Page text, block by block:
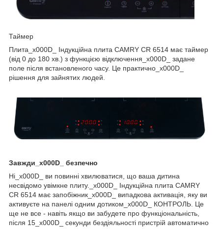
Таймер
Плита_x000D_ Індукційна плита CAMRY CR 6514 має таймер
(від 0 до 180 хв.) з функцією відключення_x000D_ задане
поле після встановленого часу. Це практично_x000D_
рішення для зайнятих людей.
Завжди_x000D_ безпечно
Ні_x000D_ ви повинні хвилюватися, що ваша дитина
несвідомо увімкне плиту._x000D_ Індукційна плита CAMRY
CR 6514 має запобіжник_x000D_ випадкова активація, яку ви
активуєте на панелі одним дотиком_x000D_ КОНТРОЛЬ. Це
ще не все - навіть якщо ви забудете про функціональність,
після 15_x000D_ секунди бездіяльності пристрій автоматично